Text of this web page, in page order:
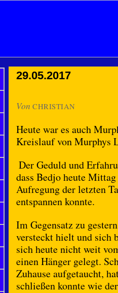
29.05.2017
Von CHRISTIAN
Heute war es auch
Kreislauf von Murphys
Der Geduld und
dass Bedjo heute
Aufregung der letzten
entspannen konnte.
Im Gegensatz zu
versteckt hielt und sich
sich heute nicht weit
einen Hänger gelegt.
Zuhause aufgetaucht,
schließen konnte wie